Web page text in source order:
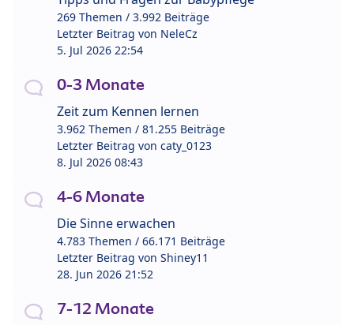
269 Themen / 3.992 Beiträge
Letzter Beitrag von NeleCz
5. Jul 2026 22:54
0-3 Monate
Zeit zum Kennen lernen
3.962 Themen / 81.255 Beiträge
Letzter Beitrag von caty_0123
8. Jul 2026 08:43
4-6 Monate
Die Sinne erwachen
4.783 Themen / 66.171 Beiträge
Letzter Beitrag von Shiney11
28. Jun 2026 21:52
7-12 Monate